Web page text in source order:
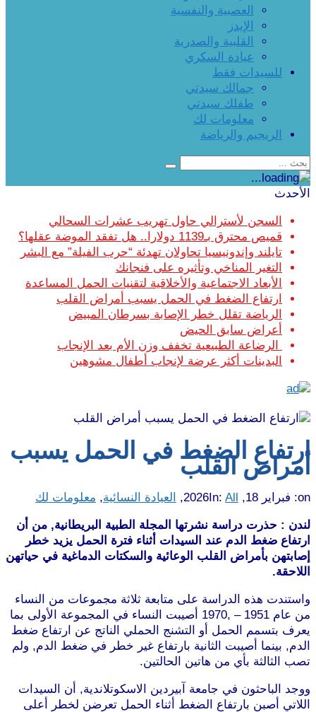
العصبية والنفسية
الإيدز
القلبية والصدرية
عيادة السكري
للسيدات فقط
جمالك سيدتي
طفلك سيدتي
معلومات لك
الريجيم والرياضة
الأحدث
السجن لأسترالي حاول تهريب عشرات السحالي
قميص محترق بـ1139 دولارا.. هل تفقد الموضة عقلها؟
تايلند وإندونيسيا تحاولان تهدئة “حرب الفيلة” مع البشر
التغير المناخي وتأثيره على فنجانك
الأبعاد الاجتماعية والأخلاقية لتقنيات الحمل المساعدة
ارتفاع الضغط في الحمل يسبب أمراض القلب
الرياضة تقلل خطر الإصابة بسرطان المبيض
أعراض سابق الحيض
الرضاعة الطبيعية تخفف وزن الأم بعد الإنجاب
البدينات أكثر عرضة لإنجاب أطفال مشوهين
ارتفاع الضغط في الحمل يسبب
أمراض القلب
on: فبراير 18, 2026 In: All
, العيادة النسائية, معلومات لك
لندن : حذرت دراسة نشرتها المجلة الطبية البريطانية, من أن
ارتفاع ضغط الدم عند السيدات أثناء فترة الحمل يزيد خطر
إصابتهن بأمراض القلب الوعائية والسكتات الدماغية في حياتهن
اللاحقة.
واستندت هذه الدراسة على متابعة ثلاثة مجموعات من النساء
من عام 1951 – ,1970 أصيبت النساء في المجموعة الأولى بما
يعرف بتسمم الحمل أو التشنج الحملي الناتج عن ارتفاع ضغط
الدم, بينما أصيبت الثانية بارتفاع غير خطر في ضغط الدم, ولم
تصب الثالثة بأي من هاتين الحالتين.
ووجد الباحثون في جامعة آبيردين الاسكوتلاندية, أن السيدات
اللاتي أصبن بارتفاع الضغط أثناء الحمل تعرضن لخطر أعلى